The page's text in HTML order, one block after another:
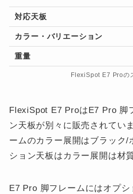
対応天板
カラー・バリエーション
重量
FlexiSpot E7 Proの
FlexiSpot E7 ProはE7 Pro 脚
ン天板が別々に販売されてい
ームのカラー展開はブラック/
ション天板はカラー展開は材
E7 Pro 脚フレームにはオプシ